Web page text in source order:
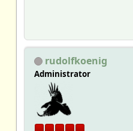
rudolfkoenig
Administrator